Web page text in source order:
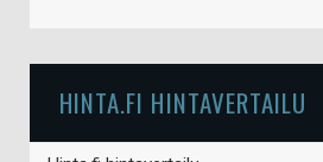
HINTA.FI HINTAVERTAILU